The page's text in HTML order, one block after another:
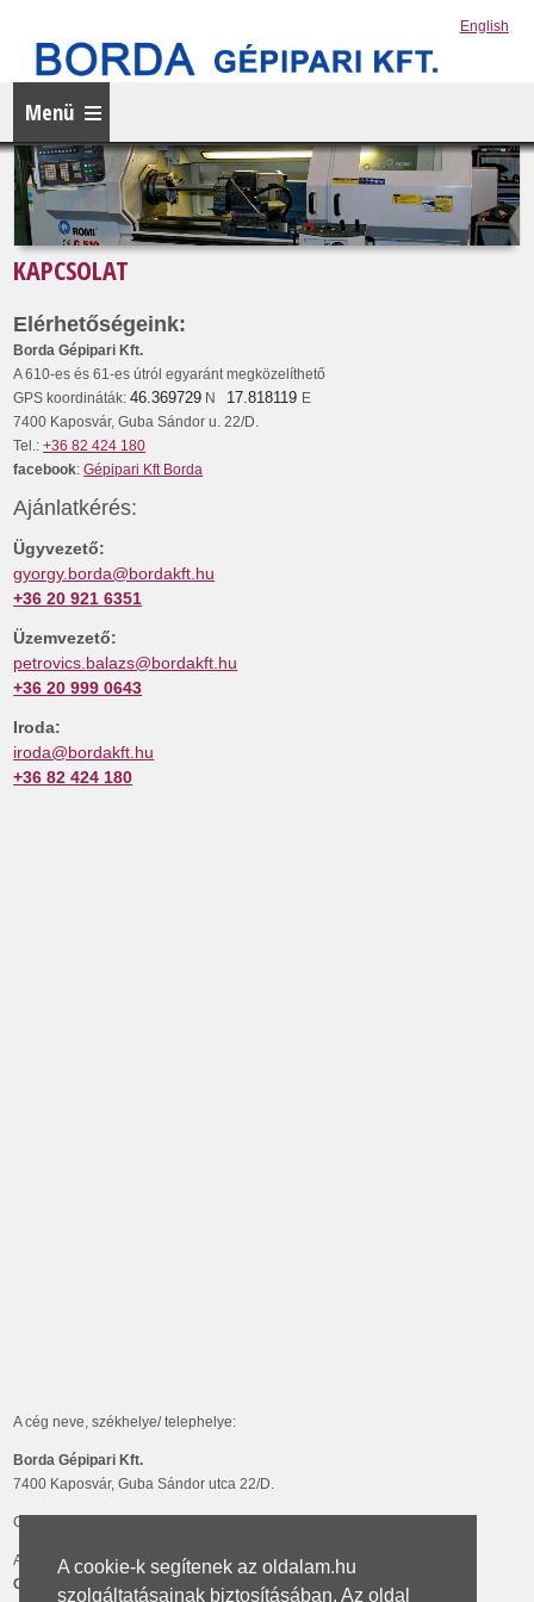
A cookie-k segítenek az oldalam.hu
szolgáltatásainak biztosításában. Az oldal
English
Menü
KAPCSOLAT
Elérhetőségeink:
Borda Gépipari Kft.
A 610-es és 61-es útról egyaránt megközelíthető
GPS koordináták:46.369729 N 17.818119 E
7400 Kaposvár, Guba Sándor u. 22/D.
Tel.:+36 82 424 180
facebook:Gépipari Kft Borda
Ajánlatkérés:
Ügyvezető:
gyorgy.borda@bordakft.hu
+36 20 921 6351
Üzemvezető:
petrovics. balazs@bordakft.hu
+36 20 999 0643
Iroda:
iroda@bordakft.hu
+36 82 424 180
A cég neve, székhelye/ telephelye:
Borda Gépipari Kft.
7400 Kaposvár, Guba Sándor utca 22/D.
Cégjegyzékszám:
A céget nyilvántartó cégbíróság neve: Kaposvári Törvényszék
Cégbírósága